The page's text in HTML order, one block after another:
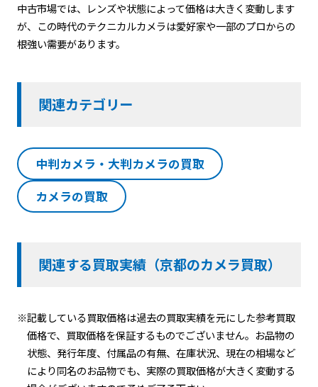
中古市場では、レンズや状態によって価格は大きく変動します
が、この時代のテクニカルカメラは愛好家や一部のプロからの
根強い需要があります。
関連カテゴリー
中判カメラ・大判カメラの買取
カメラの買取
関連する買取実績（京都のカメラ買取）
※記載している買取価格は過去の買取実績を元にした参考買取
価格で、買取価格を保証するものでございません。お品物の
状態、発行年度、付属品の有無、在庫状況、現在の相場など
により同名のお品物でも、実際の買取価格が大きく変動する